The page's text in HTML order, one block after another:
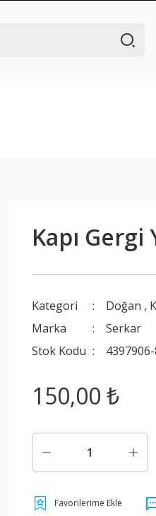
Kapı
Kategori Doğan ,
Marka
Serkar
Stok Kodu
150,00 ₺